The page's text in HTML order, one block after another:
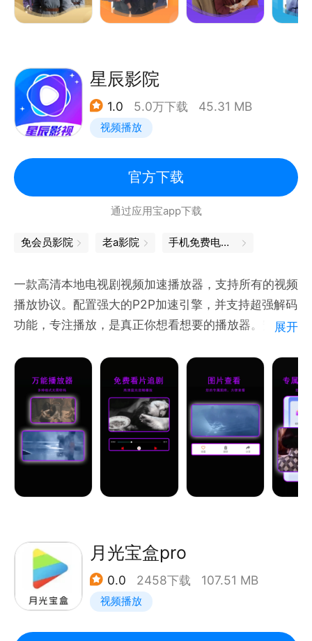
道》《云南虫谷》《东江风云》《007：无暇赴死》
电视剧:《虎胆巍城》《民兵康宝》《产科医生》《女
子特战队》《摧毁》《刀尖舞者》《分界线》《沸腾人
生》《铁血战狼》《家国恩仇记》《新萧十一郎》《真
命小和尚》《龙门飞甲》《梅花儿香》《谈判官》
事》《请吃红小豆吧》《巴啦啦小魔仙》《贝肯熊 第
五季》《神兽金刚四 邦宝历险记》《超变战陀3双甲战
陀》《方块熊创意早教课堂》 《开心超人联盟之异星
迷航》
星辰影院
1.0 5.0万下载 45.31 MB
视频播放
官方下载
通过应用宝app下载
免会员影院 老a影院 手机免费电影院
一款高清本地电视剧视频加速播放器，支持所有的视频
播放协议。配置强大的P2P加速引擎，并支持超强解码
功能，专注播放，是真正你想看想要的播放器。安全极
网页播放、弹出播放、随心设置. ——视频播放，无需
导入： 本款APP支持超多种格式的视频文件，无需导
入，自动读取本地所有视频，即点即看，无需等待，无
需转码； ——流畅播放，拒绝卡顿： 我们拥有超强大
的本地视频读取功能，让视频播放不再卡顿，同时支持
高清播放功能，让你本地看视频也有大片的既视感！
——音乐播放，无损音质： 自动读取本地音乐文件，
片查看，随意切换： 不仅支持视频和音乐播放，还支
持图片查看功能，按照年月日为您分类图片，同时支持
本地图片的收藏、删除、分享功能哦！
展开
月光宝盒pro
0.0 2458下载 107.51 MB
视频播放